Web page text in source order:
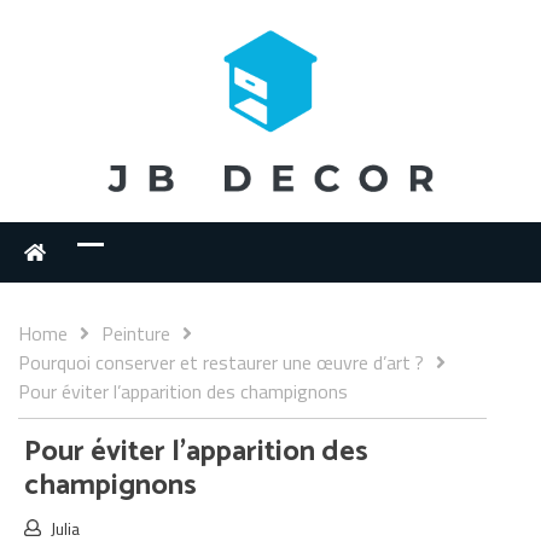
Home
Peinture
Pourquoi conserver et restaurer une œuvre d’art ?
Pour éviter l’apparition des champignons
Pour éviter l’apparition des
champignons
Julia